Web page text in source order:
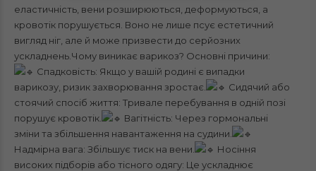
еластичність, вени розширюються, деформуються, а
кровотік порушується. Воно не лише псує естетичний
вигляд ніг, але й може призвести до серйозних
ускладнень.Чому виникає варикоз? Основні причини:
Спадковість: Якщо у вашій родині є випадки
варикозу, ризик захворювання зростає.
Сидячий або
стоячий спосіб життя: Тривале перебування в одній позі
порушує кровотік.
Вагітність: Через гормональні
зміни та збільшення навантаження на судини.
Надмірна вага: Збільшує тиск на вени.
Носіння
високих підборів або тісного одягу: Це ускладнює